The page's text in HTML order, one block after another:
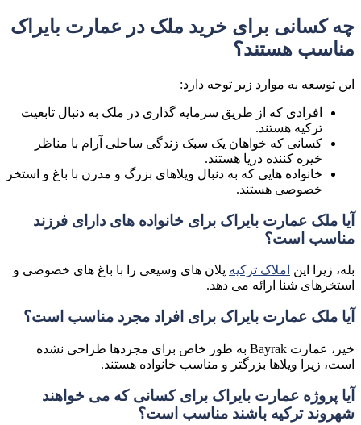
چه کسانی برای خرید ملک در عمارت بایراک
مناسب هستند؟
این توسعه به موارد زیر توجه دارد:
افرادی که از طریق سرمایه گذاری در ملک به دنبال تابعیت
ترکیه هستند.
کسانی که خواهان یک سبک زندگی ساحلی آرام با مناظر
خیره کننده دریا هستند.
خانواده هایی که به دنبال ویلاهای بزرگ و مدرن با باغ و استخر
خصوصی هستند.
آیا ملک عمارت بایراک برای خانواده های دارای فرزند
مناسب است؟
بله، زیرا این املاک ترکیه پلان های وسیعی را با باغ های خصوصی و
استخرهای شنا ارائه می دهد.
آیا ملک عمارت بایراک برای افراد مجرد مناسب است؟
خیر، عمارت Bayrak به طور خاص برای مجردها طراحی نشده
است، زیرا ویلاها بزرگتر و مناسب خانواده هستند.
آیا پروژه عمارت بایراک برای کسانی که می خواهند
شهروند ترکیه باشند مناسب است؟